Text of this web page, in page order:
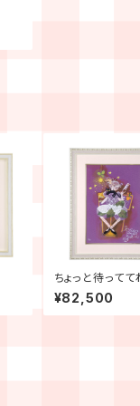
ちょっと待ってて
¥82,500